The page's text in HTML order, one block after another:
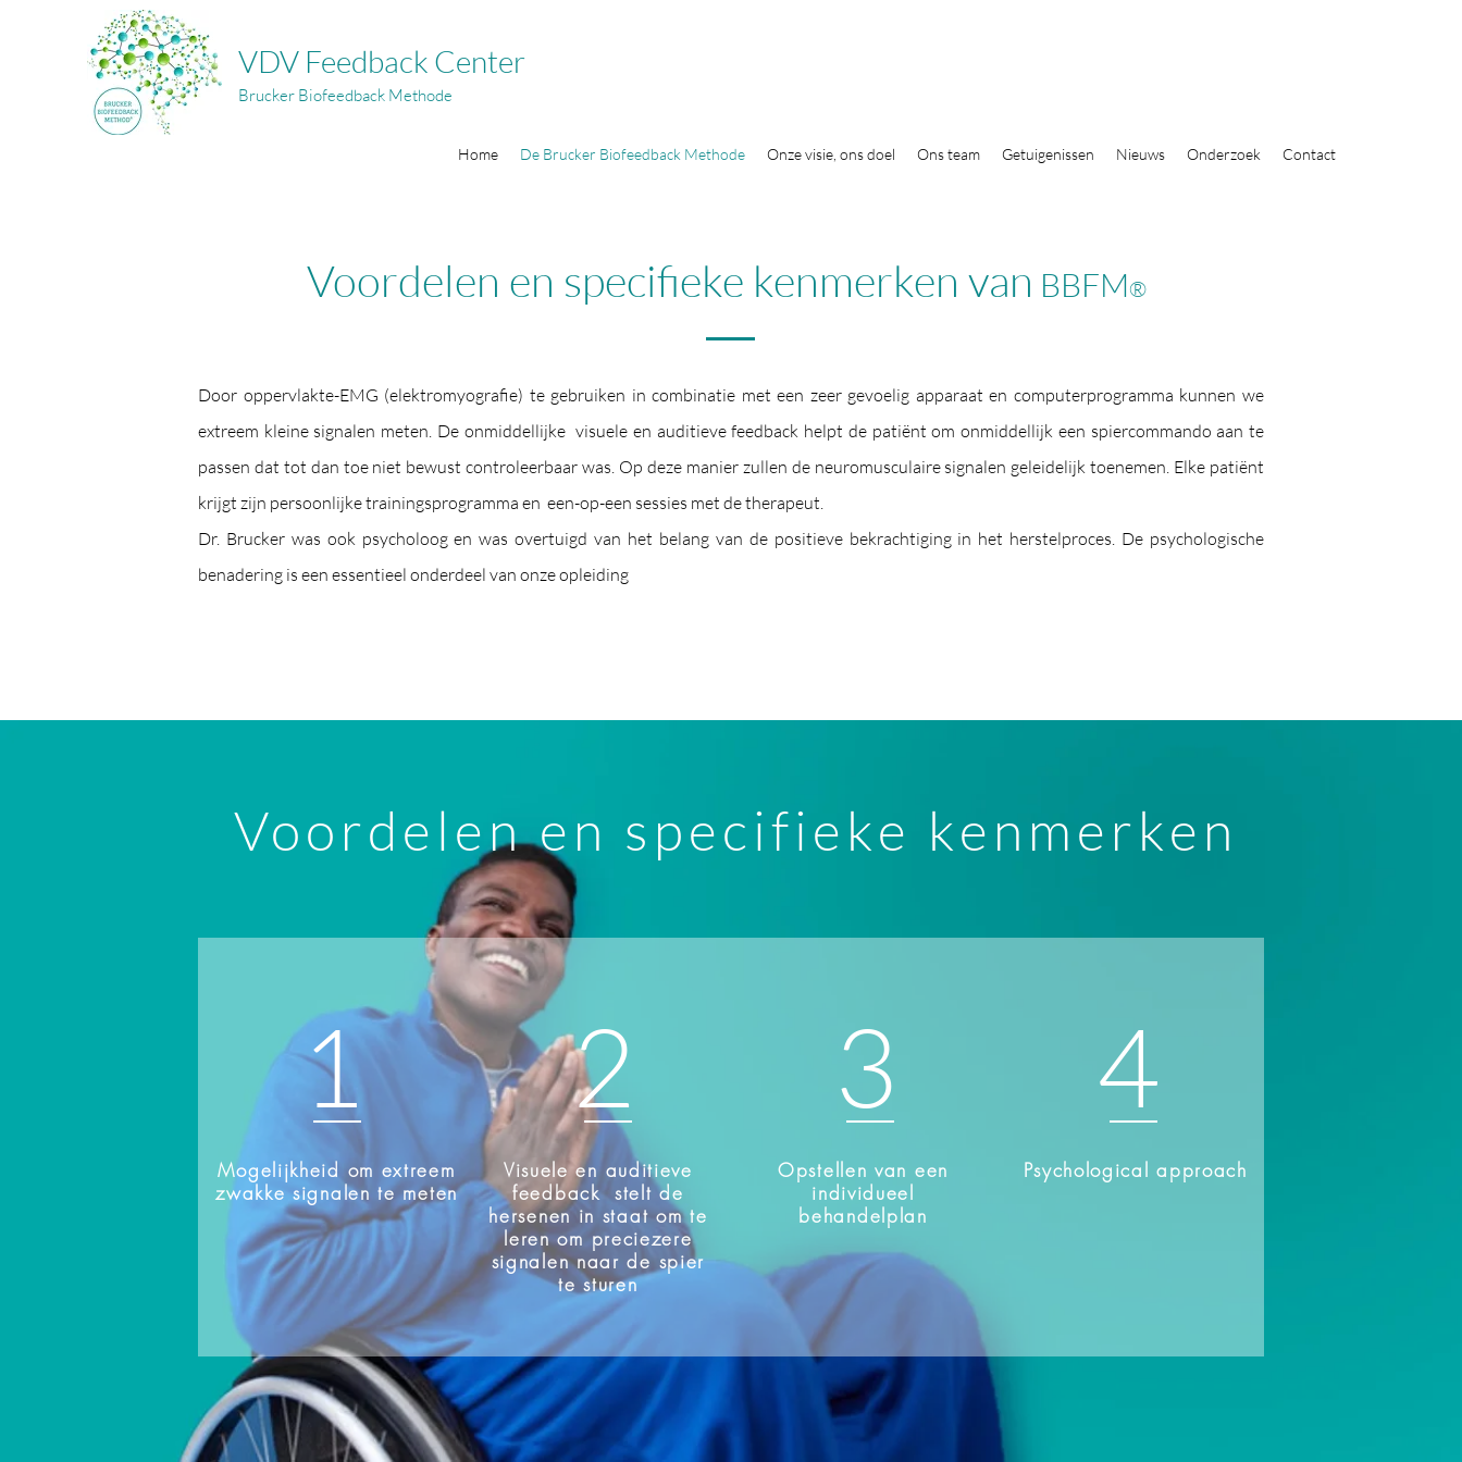
VDV Feedback Center
Brucker Biofeedback Methode
Home De Brucker Biofeedback Methode Onze visie, ons doel Ons team Getuigenissen Nieuws Onderzoek Contact
Voordelen en specifieke kenmerken van BBFM®
Door oppervlakte-EMG (elektromyografie) te gebruiken in combinatie met een zeer gevoelig apparaat en computerprogramma kunnen we
extreem kleine signalen meten. De onmiddellijke visuele en auditieve feedback helpt de patiënt om onmiddellijk een spiercommando aan te
passen dat tot dan toe niet bewust controleerbaar was. Op deze manier zullen de neuromusculaire signalen geleidelijk toenemen. Elke patiënt
krijgt zijn persoonlijke trainingsprogramma en een-op-een sessies met de therapeut.
Dr. Brucker was ook psycholoog en was overtuigd van het belang van de positieve bekrachtiging in het herstelproces. De psychologische
benadering is een essentieel onderdeel van onze opleiding
Voordelen en specifieke kenmerken
1
Mogelijkheid om extreem
zwakke signalen te meten
2
Visuele en auditieve
feedback stelt de
hersenen in staat om te
leren om preciezere
signalen naar de spier
te sturen
3
Opstellen van een
individueel
behandelplan
4
Psychological approach